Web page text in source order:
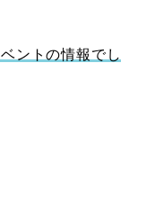
ントの情報でし